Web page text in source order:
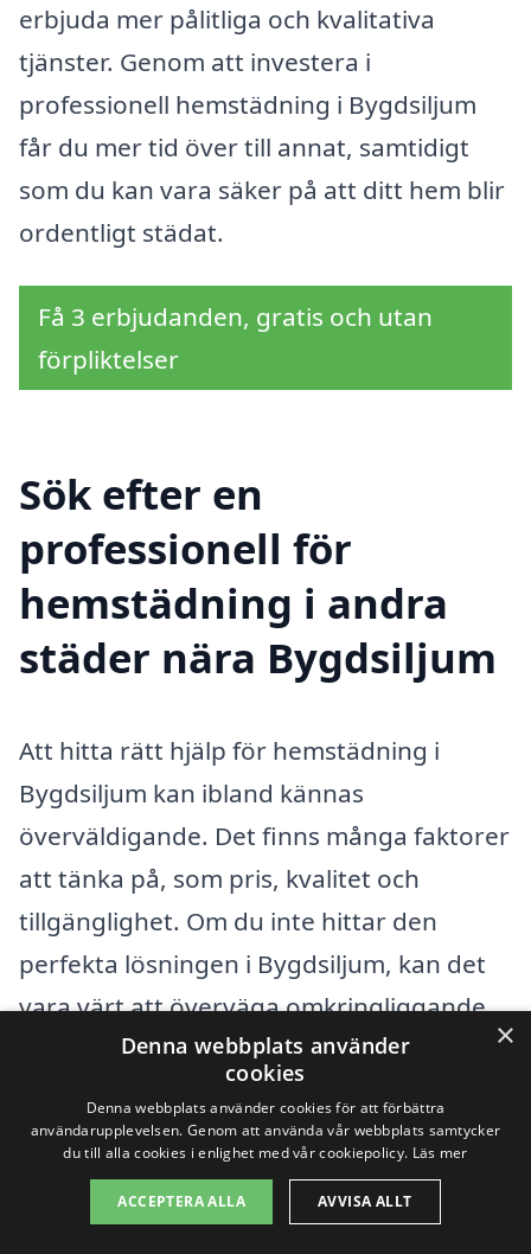
erbjuda mer pålitliga och kvalitativa
tjänster. Genom att investera i
professionell hemstädning i Bygdsiljum
får du mer tid över till annat, samtidigt
som du kan vara säker på att ditt hem blir
ordentligt städat.
Få 3 erbjudanden, gratis och utan
förpliktelser
Sök efter en
professionell för
hemstädning i andra
städer nära Bygdsiljum
Att hitta rätt hjälp för hemstädning i
Bygdsiljum kan ibland kännas
överväldigande. Det finns många faktorer
att tänka på, som pris, kvalitet och
tillgänglighet. Om du inte hittar den
perfekta lösningen i Bygdsiljum, kan det
vara värt att överväga omkringliggande
städer. Genom vår plattform, xn--
hemstdning-pris-4kb.se, kan du enkelt
jämföra olika företag och få offert på
hemstädning från professionella i ditt
närområde.
×
Denna webbplats använder
cookies
Denna webbplats använder cookies för att förbättra
användarupplevelsen. Genom att använda vår webbplats samtycker
du till alla cookies i enlighet med vår cookiepolicy. Läs mer
ACCEPTERA ALLA AVVISA ALLT